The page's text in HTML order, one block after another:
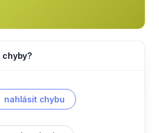
chyby?
nahlásit chybu